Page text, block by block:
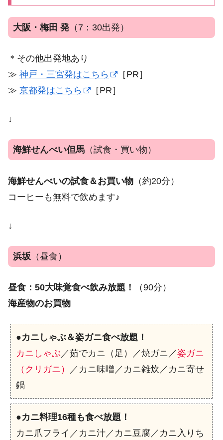
大阪・梅田 発 （7：30出発）
＊その他出発地あり
≫ 神戸・三宮発はこちら
［PR］
≫ 京都発はこちら ［PR］
↓
海鮮せんべい但馬 （試食・買い物）
海鮮せんべいの試食＆お買い物 （約20分）
コーヒーも無料で飲めます♪
↓
浜坂（昼食）
昼食：50大味覚食べ飲み放題！
（90分）
海産物のお買物
●カニしゃぶ＆姿ガニ食べ放題！
カニしゃぶ ／茹でカニ（足）／焼ガニ／姿ガニ
（クリガニ）
／カニ味噌／カニ雑炊／カニ寄せ
鍋
●カニ料理16種も食べ放題！
カニ爪フライ／カニ汁／カニ豆腐／カニ入りち